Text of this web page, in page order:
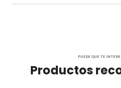
PUEDE QUE TE
Productos